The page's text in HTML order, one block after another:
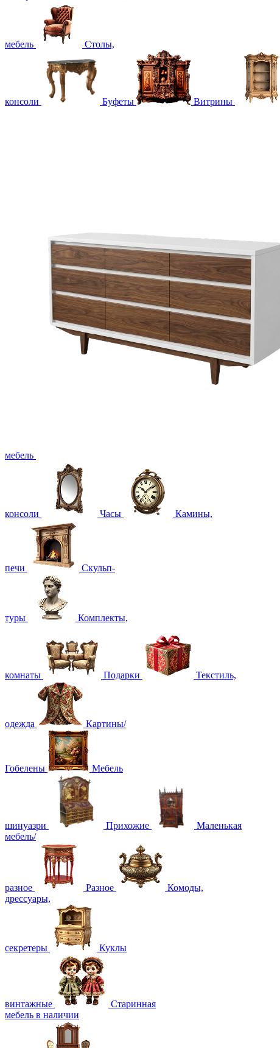
мебель Столы,
консоли Буфеты Витрины
мебель
консоли Часы Камины,
печи Скульп-
туры Комплекты,
комнаты Подарки Текстиль,
одежда Картины/
Гобелены Мебель
шинуазри Прихожие
Маленькая
мебель/
разное Разное
Комоды,
дрессуары,
секретеры Куклы
винтажные
Старинная
мебель в наличии